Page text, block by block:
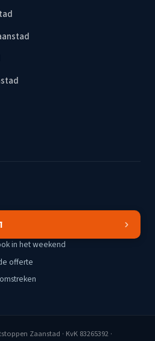
in het weekend
offerte
Zaanstad · KvK 83265392 ·